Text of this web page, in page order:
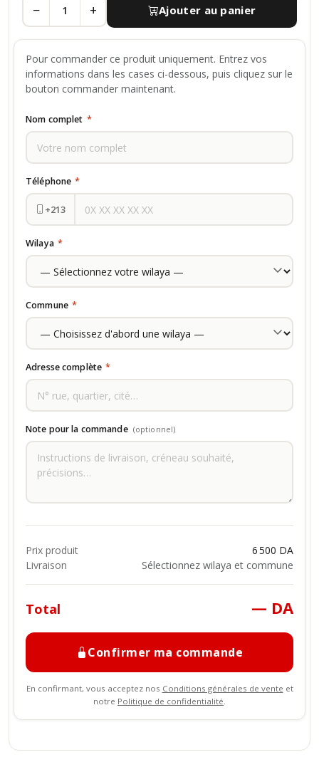
− + Ajouter au panier
Pour commander ce produit uniquement. Entrez vos
informations dans les cases ci-dessous, puis cliquez sur le
bouton commander maintenant.
Nom complet *
Téléphone *
+213
Wilaya *
Commune *
Adresse complète *
Note pour la commande (optionnel)
Prix produit
6 500 DA
Livraison
Sélectionnez wilaya et commune
Total — DA
Confirmer ma commande
En confirmant, vous acceptez nos Conditions générales de vente et
notre Politique de confidentialité.